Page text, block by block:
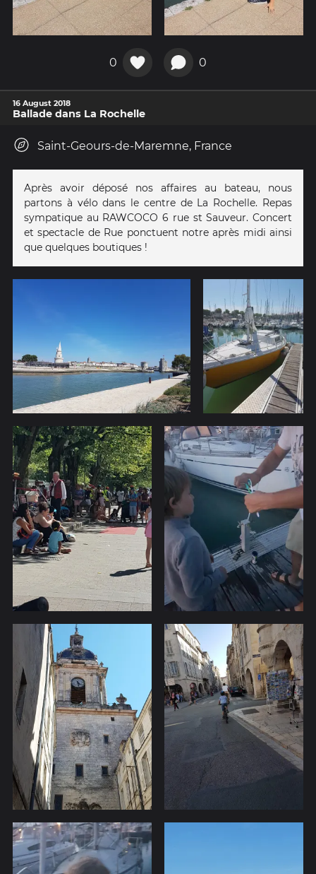
0 0
16 August 2018
Ballade dans La Rochelle
Saint-Geours-de-Maremne, France
Après avoir déposé nos affaires au bateau, nous
partons à vélo dans le centre de La Rochelle. Repas
sympatique au RAWCOCO 6 rue st Sauveur. Concert
et spectacle de Rue ponctuent notre après midi ainsi
que quelques boutiques !